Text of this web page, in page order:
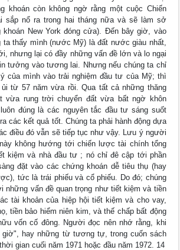
khoán còn không ngờ rằng một cuộc Chiến
sắp nổ ra trong hai tháng nữa và sẽ làm sở
khoán New York đóng cửa). Đến bây giờ, vào
ta thấy mình (nước Mỹ) là đất nước giàu nhất,
nhưng lại có đầy những vấn đề lớn và lo ngại
tưởng vào tương lai. Nhưng nếu chúng ta chỉ
của mình vào trải nghiệm đầu tư của Mỹ; thì
từ 57 năm vừa rồi. Qua tất cả những thăng
vừa rung trời chuyển đất vừa bất ngờ khôn
đúng là các nguyên tắc đầu tư sáng suốt
các kết quả tốt. Chúng ta phải hành động dựa
điều đó vẫn sẽ tiếp tục như vậy. Lưu ý người
không hướng tới chiến lược tài chính tổng
kiệm và nhà đầu tư ; nó chỉ đê cập tới phần
đặt vào các chứng khoán dễ tiêu thụ (hay
tức là trái phiếu và cổ phiếu. Do đó; chúng
những vấn đề quan trọng như tiết kiệm và tiền
tài khoản của hiệp hội tiết kiệm và cho vay,
tiền bảo hiểm niên kim, và thế chấp bất động
vốn cố đông. Người đọc nên nhớ rằng, khi
giờ", hay những từ tương tự, trong cuốn sách
gian cuối năm 1971 hoặc đầu năm 1972. 14